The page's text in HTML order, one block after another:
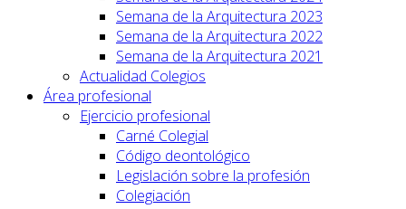
Semana de la Arquitectura 2023
Semana de la Arquitectura 2022
Semana de la Arquitectura 2021
Actualidad Colegios
Área profesional
Ejercicio profesional
Carné Colegial
Código deontológico
Legislación sobre la profesión
Colegiación